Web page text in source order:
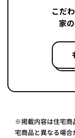
こだ
家
※掲載内容は住宅商
宅商品と異なる場合